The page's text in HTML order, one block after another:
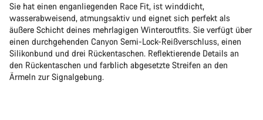
Sie hat einen enganliegenden Race Fit, ist winddicht,
wasserabweisend, atmungsaktiv und eignet sich perfekt als
äußere Schicht deines mehrlagigen Winteroutfits. Sie verfügt über
einen durchgehenden Canyon Semi-Lock-Reißverschluss, einen
Silikonbund und drei Rückentaschen. Reflektierende Details an
den Rückentaschen und farblich abgesetzte Streifen an den
Ärmeln zur Signalgebung.